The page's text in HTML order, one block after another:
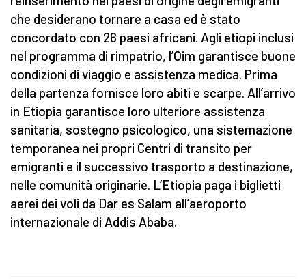
che desiderano tornare a casa ed è stato
concordato con 26 paesi africani. Agli etiopi inclusi
nel programma di rimpatrio, l’Oim garantisce buone
condizioni di viaggio e assistenza medica. Prima
della partenza fornisce loro abiti e scarpe. All’arrivo
in Etiopia garantisce loro ulteriore assistenza
sanitaria, sostegno psicologico, una sistemazione
temporanea nei propri Centri di transito per
emigranti e il successivo trasporto a destinazione,
nelle comunità originarie. L’Etiopia paga i biglietti
aerei dei voli da Dar es Salam all’aeroporto
internazionale di Addis Ababa.